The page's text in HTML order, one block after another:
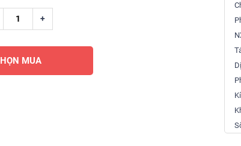
+
MUA